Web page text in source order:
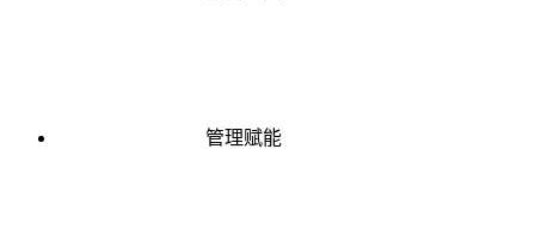
管理赋能